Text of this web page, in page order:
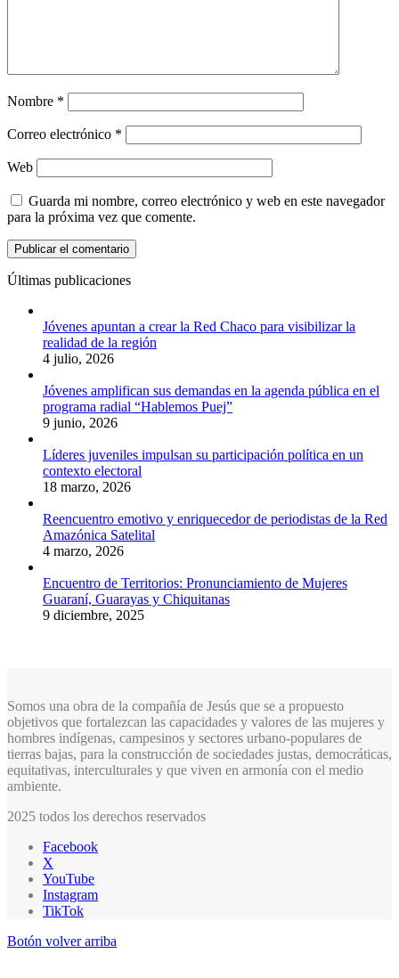
Nombre *
Correo electrónico *
Web
Guarda mi nombre, correo electrónico y web en este navegador
para la próxima vez que comente.
Últimas publicaciones
Jóvenes apuntan a crear la Red Chaco para visibilizar la
realidad de la región
4 julio, 2026
Jóvenes amplifican sus demandas en la agenda pública en el
programa radial “Hablemos Puej”
9 junio, 2026
Líderes juveniles impulsan su participación política en un
contexto electoral
18 marzo, 2026
Reencuentro emotivo y enriquecedor de periodistas de la Red
Amazónica Satelital
4 marzo, 2026
Encuentro de Territorios: Pronunciamiento de Mujeres
Guaraní, Guarayas y Chiquitanas
9 diciembre, 2025
Somos una obra de la compañía de Jesús que se a propuesto
objetivos que fortalezcan las capacidades y valores de las mujeres y
hombres indígenas, campesinos y sectores urbano-populares de
tierras bajas, para la construcción de sociedades justas, democráticas,
equitativas, interculturales y que viven en armonía con el medio
ambiente.
2025 todos los derechos reservados
Facebook
X
YouTube
Instagram
TikTok
Botón volver arriba